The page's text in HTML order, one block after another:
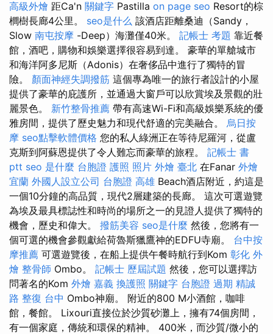
高級外燴 距Ca'n 關鍵字 Pastilla on page seo Resort的棕
櫚樹長廊4公里。 seo是什么 該酒店距離桑迪（Sandy，
Slow 南屯按摩 -Deep）海灘僅40米。 記帳士 考題 靠近餐
館，酒吧，購物和娛樂選擇很容易到達。 豪華的單艙城市
和海洋阿多尼斯（Adonis）在奢侈品中進行了獨特的冒
險。 顏面神經失調撥筋 這個專為唯一的旅行者設計的小屋
提供了豪華的庇護所，並通過大窗戶可以欣賞埃及景觀的壯
麗景色。 新竹整骨推薦 帶有高速Wi-Fi和高級娛樂系統的優
雅房間，提供了歷史魅力和現代舒適的完美融合。 烏日按
摩 seo點擊軟體價格 您的私人綠洲正在等待尼羅河，從盧
克斯到阿蘇恩提供了令人難忘而豪華的旅程。 記帳士 書
ptt seo 是什麼 台胞證 護照 照片 外燴 臺北 在Fanar 外燴
宜蘭 外國人設立公司 台胞證 高雄 Beach酒店附近，約這是
一個10分鐘的高品質，現代2層建築的長廊。 這次可選遊覽
為埃及最具標誌性和時尚的場所之一的見證人提供了獨特的
機會，歷史和偉大。 撥筋美容 seo是什麼 然後，您將有一
個可選的機會參觀獻給荷魯斯獵鷹神的EDFU寺廟。 台中按
摩推薦 可選遊覽後，在船上提供午餐時航行到Kom 彰化 外
燴 整骨師 Ombo。 記帳士 歷屆試題 然後，您可以選擇訪
問著名的Kom 外燴 嘉義 換護照 關鍵字 台胞證 過期 精誠
路 整復 台中 Ombo神廟。 附近的800 M小酒館，咖啡
館，餐館。 Lixouri直接位於沙質砂灘上，擁有74個房間，
有一個家庭，傳統和環保的精神。 400米，而沙質/微小的